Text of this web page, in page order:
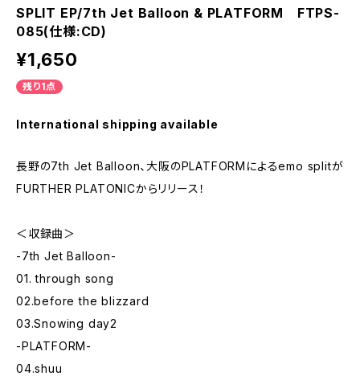
SPLIT EP/7th Jet Balloon & PLATFORM FTPS-
085(仕様:CD)
¥1,650
残り1点
International shipping available
長野の7th Jet Balloon、大阪のPLATFORMによるemo splitが
FURTHER PLATONICからリリース！
＜収録曲＞
-7th Jet Balloon-
01. through song
02.before the blizzard
03.Snowing day2
-PLATFORM-
04.shuu